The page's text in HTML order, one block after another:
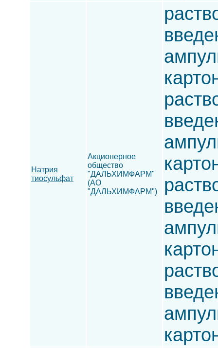
Натрия
тиосульфат
Акционерное
общество
"ДАЛЬХИМФАРМ"
(АО
"ДАЛЬХИМФАРМ")